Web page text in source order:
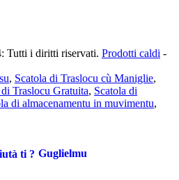
Tutti i diritti riservati. Prodotti caldi -
, Scatola di Traslocu cù Maniglie,
Traslocu Gratuita, Scatola di
di almacenamentu in muvimentu,
Guglielmu